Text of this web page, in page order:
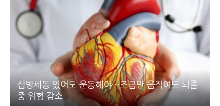
심방세동 있어도 운동해야…조금만 움직여도 뇌졸
중 위험 감소